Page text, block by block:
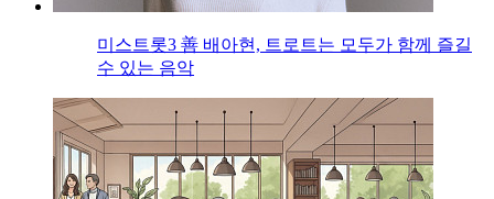
미스트롯3 善 배아현, 트로트는 모두가 함께 즐길
수 있는 음악